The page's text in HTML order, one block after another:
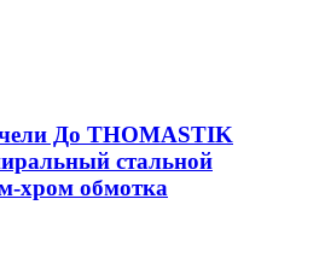
До THOMASTIK
стальной
хром обмотка